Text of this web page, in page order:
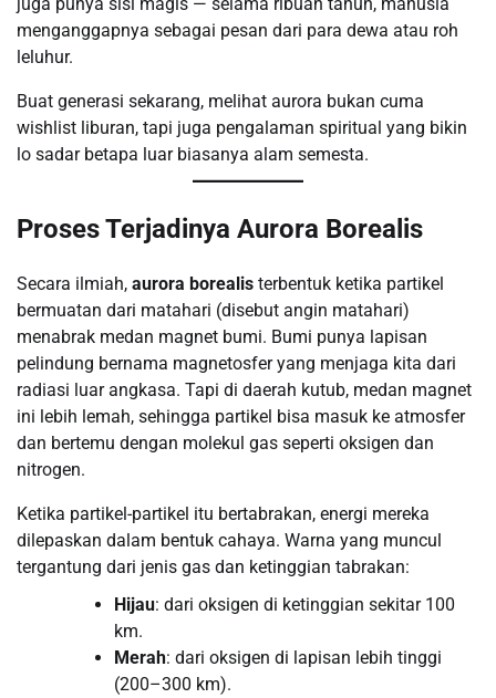
menganggapnya sebagai pesan dari para dewa atau roh
leluhur.
Buat generasi sekarang, melihat aurora bukan cuma
wishlist liburan, tapi juga pengalaman spiritual yang bikin
lo sadar betapa luar biasanya alam semesta.
Proses Terjadinya Aurora Borealis
Secara ilmiah, aurora borealis terbentuk ketika partikel
bermuatan dari matahari (disebut angin matahari)
menabrak medan magnet bumi. Bumi punya lapisan
pelindung bernama magnetosfer yang menjaga kita dari
radiasi luar angkasa. Tapi di daerah kutub, medan magnet
ini lebih lemah, sehingga partikel bisa masuk ke atmosfer
dan bertemu dengan molekul gas seperti oksigen dan
nitrogen.
Ketika partikel-partikel itu bertabrakan, energi mereka
dilepaskan dalam bentuk cahaya. Warna yang muncul
tergantung dari jenis gas dan ketinggian tabrakan:
Hijau: dari oksigen di ketinggian sekitar 100
km.
Merah: dari oksigen di lapisan lebih tinggi
(200–300 km).